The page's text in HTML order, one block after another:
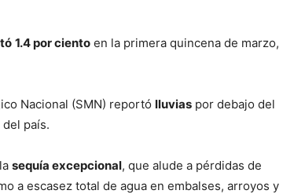
1.4 por ciento en la primera quincena de marzo,
Nacional (SMN) reportó lluvias por debajo del
país.
sequía excepcional, que alude a pérdidas de
a escasez total de agua en embalses, arroyos y